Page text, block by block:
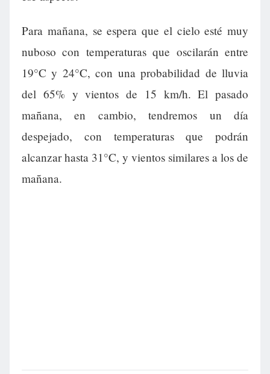
Para mañana, se espera que el cielo esté muy
nuboso con temperaturas que oscilarán entre
19°C y 24°C, con una probabilidad de lluvia
del 65% y vientos de 15 km/h. El pasado
mañana, en cambio, tendremos un día
despejado, con temperaturas que podrán
alcanzar hasta 31°C, y vientos similares a los de
mañana.